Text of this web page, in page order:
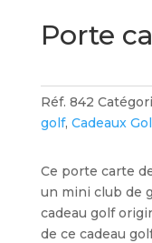
Porte
Réf. 842
golf, Cadeaux
Ce porte carte
un mini club de
cadeau golf
de ce cadeau